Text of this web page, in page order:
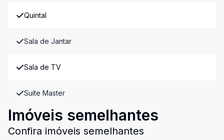
Quintal
Sala de Jantar
Sala de TV
Suíte Master
Imóveis semelhantes
Confira imóveis semelhantes